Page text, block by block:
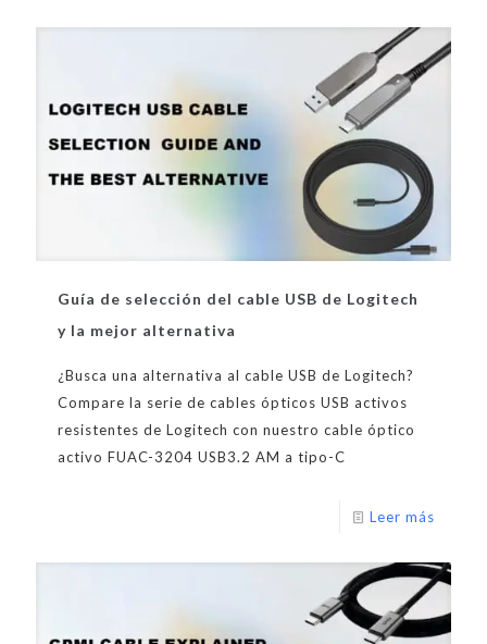
Guía de selección del cable USB de Logitech
y la mejor alternativa
¿Busca una alternativa al cable USB de Logitech?
Compare la serie de cables ópticos USB activos
resistentes de Logitech con nuestro cable óptico
activo FUAC-3204 USB3.2 AM a tipo-C
Leer más